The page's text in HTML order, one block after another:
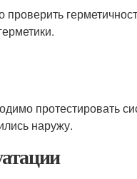
протестировать
наружу.